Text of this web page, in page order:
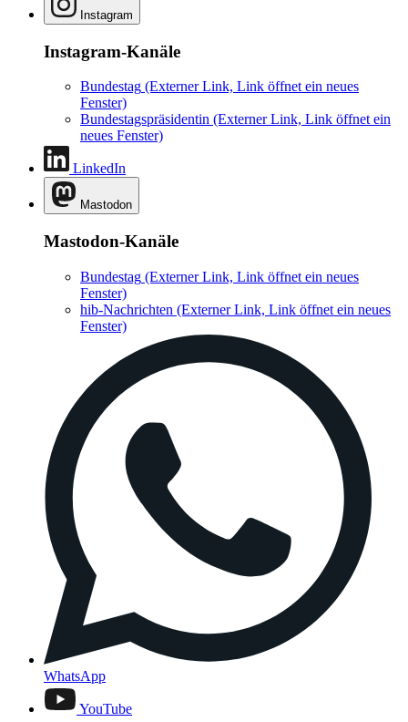
Instagram
Instagram-Kanäle
Bundestag (Externer Link, Link öffnet ein neues
Fenster)
Bundestagspräsidentin (Externer Link, Link öffnet ein
neues Fenster)
LinkedIn
Mastodon
Mastodon-Kanäle
Bundestag (Externer Link, Link öffnet ein neues
Fenster)
hib-Nachrichten (Externer Link, Link öffnet ein neues
Fenster)
WhatsApp
YouTube